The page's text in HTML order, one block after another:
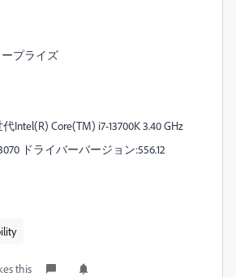
ープライズ
Intel(R) Core(TM) i7-13700K 3.40 GHz
ドライバーバージョン:556.12
this